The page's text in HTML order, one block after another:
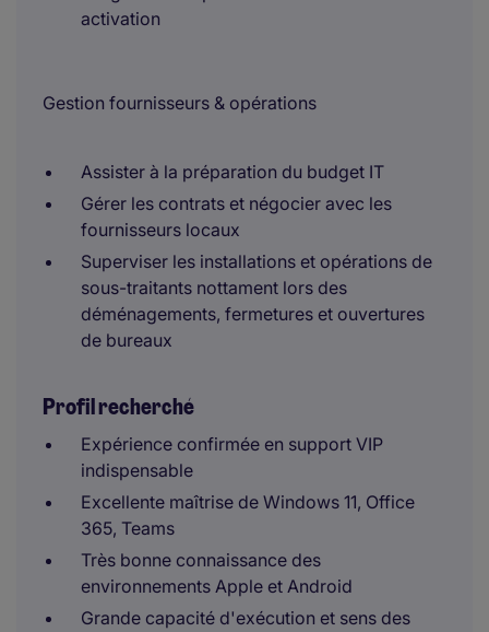
activation
Gestion fournisseurs & opérations
Assister à la préparation du budget IT
Gérer les contrats et négocier avec les
fournisseurs locaux
Superviser les installations et opérations de
sous-traitants nottament lors des
déménagements, fermetures et ouvertures
de bureaux
Profil recherché
Expérience confirmée en support VIP
indispensable
Excellente maîtrise de Windows 11, Office
365, Teams
Très bonne connaissance des
environnements Apple et Android
Grande capacité d'exécution et sens des